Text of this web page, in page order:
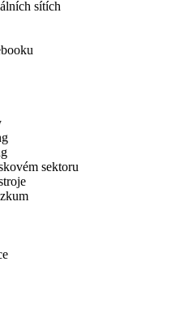
sítích
sektoru